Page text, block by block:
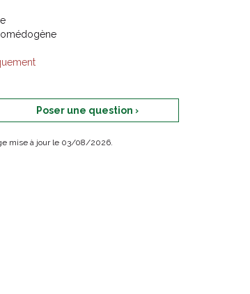
Poser une question ›
mise à jour le 03/08/2026.